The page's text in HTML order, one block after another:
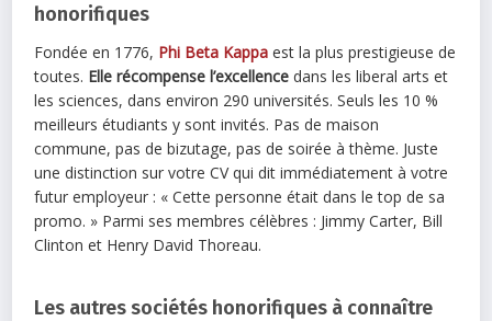
honorifiques
Fondée en 1776, Phi Beta Kappa est la plus prestigieuse de
toutes. Elle récompense l’excellence dans les liberal arts et
les sciences, dans environ 290 universités. Seuls les 10 %
meilleurs étudiants y sont invités. Pas de maison
commune, pas de bizutage, pas de soirée à thème. Juste
une distinction sur votre CV qui dit immédiatement à votre
futur employeur : « Cette personne était dans le top de sa
promo. » Parmi ses membres célèbres : Jimmy Carter, Bill
Clinton et Henry David Thoreau.
Les autres sociétés honorifiques à connaître